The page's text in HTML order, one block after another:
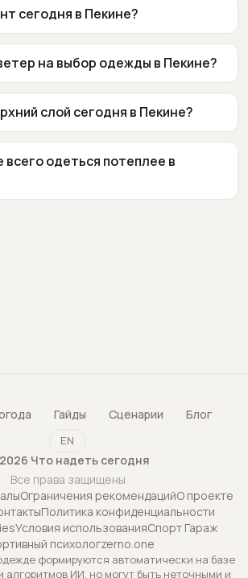
сегодня в Пекине?
на выбор одежды в Пекине?
слой сегодня в Пекине?
всего одеться потеплее в
Гайды Сценарии Блог
EN
2026 Что надеть сегодня
Все права защищены
Ограничения рекомендацийО проекте
Политика конфиденциальности
Условия использованияСпорт Гараж
психологzerno.one
формируются автоматически на базе
алгоритмов ИИ, но могут быть неточными и